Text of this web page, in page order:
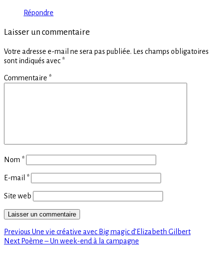
Répondre
Laisser un commentaire
Votre adresse e-mail ne sera pas publiée.
Les champs obligatoires
sont indiqués avec *
Commentaire *
Nom *
E-mail *
Site web
Navigation
de
Previous Previous
post:
Une vie créative avec Big magic d’Elizabeth Gilbert
Next Next
Poème – Un week-end à la campagne